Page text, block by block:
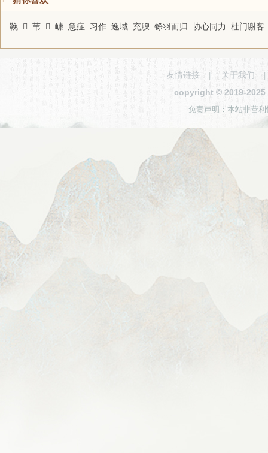
鞔 𢊍 苇 𡹏 嵻 急症 习作 逸域 充腴 铩羽而归 协心同力 杜门谢客
友情链接 | 关于我们
copyright © 2019-2025
免责声明：本站非营